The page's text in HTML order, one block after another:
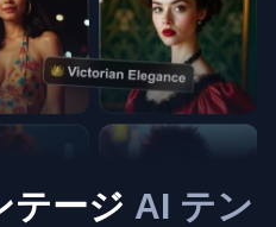
テージ AI テン